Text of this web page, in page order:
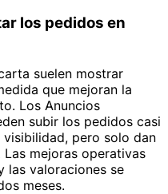
los pedidos en
suelen mostrar
que mejoran la
Los Anuncios
subir los pedidos casi
pero solo dan
mejoras operativas
las valoraciones se
meses.